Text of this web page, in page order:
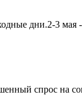
дни.2-3
спрос на